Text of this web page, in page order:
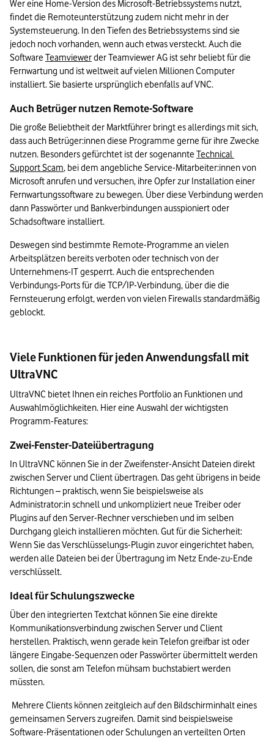
Wer eine Home-Version des Microsoft-Betriebssystems nutzt,
findet die Remoteunterstützung zudem nicht mehr in der
Systemsteuerung. In den Tiefen des Betriebssystems sind sie
jedoch noch vorhanden, wenn auch etwas versteckt. Auch die
Software Teamviewer der Teamviewer AG ist sehr beliebt für die
Fernwartung und ist weltweit auf vielen Millionen Computer
installiert. Sie basierte ursprünglich ebenfalls auf VNC.
Auch Betrüger nutzen Remote-Software
Die große Beliebtheit der Marktführer bringt es allerdings mit sich,
dass auch Betrüger:innen diese Programme gerne für ihre Zwecke
nutzen. Besonders gefürchtet ist der sogenannte Technical
Support Scam, bei dem angebliche Service-Mitarbeiter:innen von
Microsoft anrufen und versuchen, ihre Opfer zur Installation einer
Fernwartungssoftware zu bewegen. Über diese Verbindung werden
dann Passwörter und Bankverbindungen ausspioniert oder
Schadsoftware installiert.
Deswegen sind bestimmte Remote-Programme an vielen
Arbeitsplätzen bereits verboten oder technisch von der
Unternehmens-IT gesperrt. Auch die entsprechenden
Verbindungs-Ports für die TCP/IP-Verbindung, über die die
Fernsteuerung erfolgt, werden von vielen Firewalls standardmäßig
geblockt.
Viele Funktionen für jeden Anwendungsfall mit
UltraVNC
UltraVNC bietet Ihnen ein reiches Portfolio an Funktionen und
Auswahlmöglichkeiten. Hier eine Auswahl der wichtigsten
Programm-Features:
Zwei-Fenster-Dateiübertragung
In UltraVNC können Sie in der Zweifenster-Ansicht Dateien direkt
zwischen Server und Client übertragen. Das geht übrigens in beide
Richtungen – praktisch, wenn Sie beispielsweise als
Administrator:in schnell und unkompliziert neue Treiber oder
Plugins auf den Server-Rechner verschieben und im selben
Durchgang gleich installieren möchten. Gut für die Sicherheit:
Wenn Sie das Verschlüsselungs-Plugin zuvor eingerichtet haben,
werden alle Dateien bei der Übertragung im Netz Ende-zu-Ende
verschlüsselt.
Ideal für Schulungszwecke
Über den integrierten Textchat können Sie eine direkte
Kommunikationsverbindung zwischen Server und Client
herstellen. Praktisch, wenn gerade kein Telefon greifbar ist oder
längere Eingabe-Sequenzen oder Passwörter übermittelt werden
sollen, die sonst am Telefon mühsam buchstabiert werden
müssten.
Mehrere Clients können zeitgleich auf den Bildschirminhalt eines
gemeinsamen Servers zugreifen. Damit sind beispielsweise
Software-Präsentationen oder Schulungen an verteilten Orten